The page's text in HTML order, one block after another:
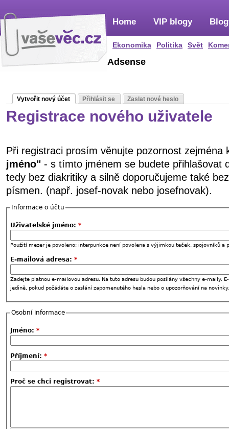
Home
Ekonomika Politika Svět
VIP blogy
Adsense
Vytvořit nový účet Přihlásit se Zaslat nové heslo
Registrace nového uživatele
Při registraci prosím věnujte pozornost zejména
jméno" - s tímto jménem se budete přihlašovat
tedy bez diakritiky a silně doporučujeme také
písmen. (např. josef-novak nebo josefnovak).
Informace o účtu
Uživatelské jméno: *
Použití mezer je povoleno; interpunkce není povolena s výjimkou teček, spojovníků a
E-mailová adresa: *
Zadejte platnou e-mailovou adresu. Na tuto adresu budou posílány všechny e-maily.
jedině, pokud požádáte o zaslání zapomenutého hesla nebo o upozorňování na novinky.
Osobní informace
Jméno: *
Příjmení: *
Proč se chci registrovat: *